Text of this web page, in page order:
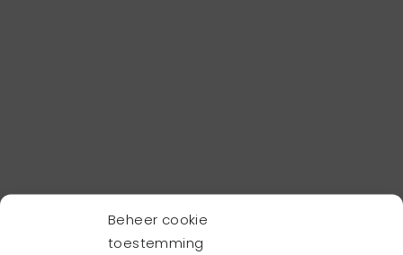
Beheer cookie
toestemming